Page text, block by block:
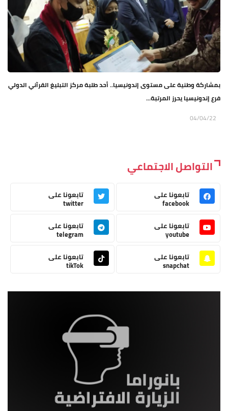
بمشاركة وطنية على مستوى إندونيسيا.. أحد طلبة مركز التبليغ القرآني الدولي
فرع إندونيسيا يحرز المرتبة...
04/04/22
التواصل الاجتماعي
تابعونا على
facebook
تابعونا على
twitter
تابعونا على
youtube
تابعونا على
telegram
تابعونا على
snapchat
تابعونا على
tikTok